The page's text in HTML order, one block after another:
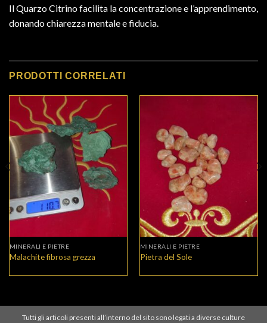
Il Quarzo Citrino facilita la concentrazione e l’apprendimento,
donando chiarezza mentale e fiducia.
PRODOTTI CORRELATI
MINERALI E PIETRE
Malachite fibrosa grezza
MINERALI E PIETRE
Pietra del Sole
Tutti gli articoli presenti all’interno del sito sono legati a diverse culture